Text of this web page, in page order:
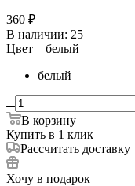
360 ₽
В наличии: 25
Цвет—белый
белый
В корзину
Купить в 1 клик
Рассчитать доставку
Хочу в подарок